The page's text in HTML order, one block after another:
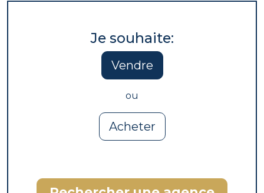
Je souhaite:
Vendre
ou
Acheter